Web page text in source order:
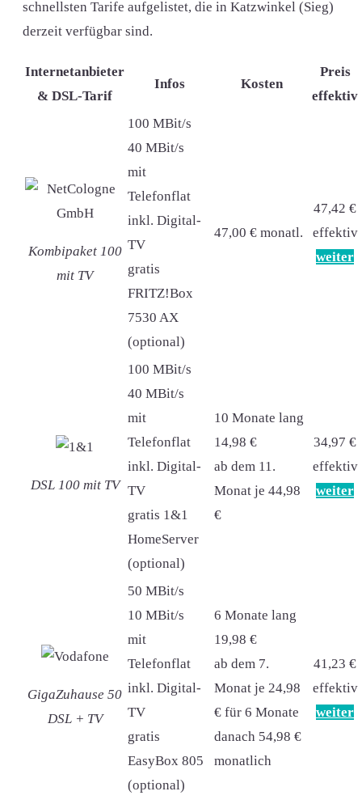
schnellsten Tarife aufgelistet, die in Katzwinkel (Sieg)
derzeit verfügbar sind.
Internetanbieter
& DSL-Tarif
Infos Kosten
Preis
effektiv
Kombipaket 100
mit TV
100 MBit/s
40 MBit/s
mit
Telefonflat
inkl. Digital-
TV
gratis
FRITZ!Box
7530 AX
(optional)
47,00 € monatl.
47,42 €
effektiv
weiter
DSL 100 mit TV
100 MBit/s
40 MBit/s
mit
Telefonflat
inkl. Digital-
TV
gratis 1&1
HomeServer
(optional)
10 Monate lang
14,98 €
ab dem 11.
Monat je 44,98
€
34,97 €
effektiv
weiter
GigaZuhause 50
DSL + TV
50 MBit/s
10 MBit/s
mit
Telefonflat
inkl. Digital-
TV
gratis
EasyBox 805
(optional)
6 Monate lang
19,98 €
ab dem 7.
Monat je 24,98
€ für 6 Monate
danach 54,98 €
monatlich
41,23 €
effektiv
weiter